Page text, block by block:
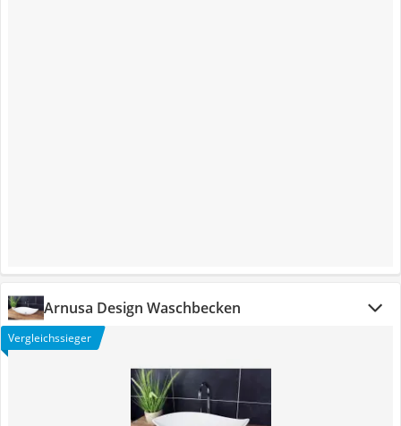
Arnusa Design Waschbecken
Vergleichssieger